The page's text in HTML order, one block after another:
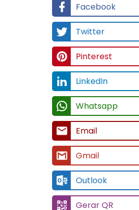
Facebook
Twitter
Pinterest
LinkedIn
Whatsapp
Email
Gmail
Outlook
Gerar QR